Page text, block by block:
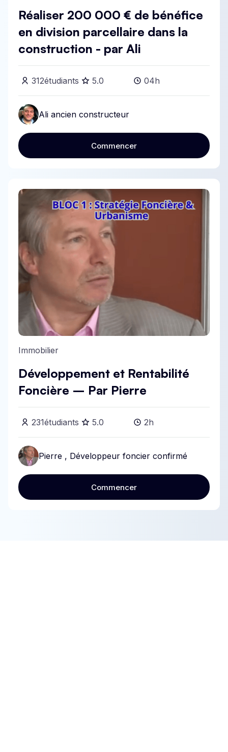
Réaliser 200 000 € de bénéfice
en division parcellaire dans la
construction - par Ali
312étudiants 5.0 04h
Ali ancien constructeur
Commencer
Commencer
Immobilier
Développement et Rentabilité
Foncière – Par Pierre
231étudiants 5.0 2h
Pierre , Développeur foncier confirmé
Commencer
Commencer